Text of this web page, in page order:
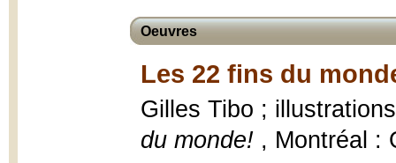
Oeuvres
Les 22 fins du
Gilles Tibo ;
du monde! , Montréal :